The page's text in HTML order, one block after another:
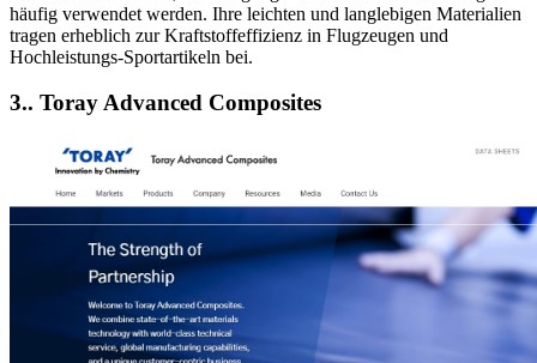
häufig verwendet werden. Ihre leichten und langlebigen Materialien
tragen erheblich zur Kraftstoffeffizienz in Flugzeugen und
Hochleistungs-Sportartikeln bei.
3.. Toray Advanced Composites